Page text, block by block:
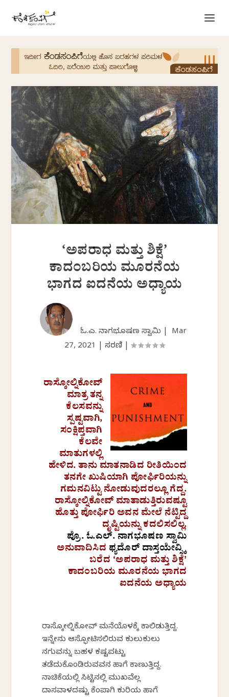
‘ಅಪರಾಧ ಮತ್ತು ಶಿಕ್ಷೆ’
ಕಾದಂಬರಿಯ ಮೂರನೆಯ
ಭಾಗದ ಐದನೆಯ ಅಧ್ಯಾಯ
ಓ.ಎಲ್. ನಾಗಭೂಷಣ ಸ್ವಾಮಿ | Mar
27, 2021
ಸರಣಿ
ರಾಸ್ಕೋಲ್ನಿಕೋವ್
ಮಾತ್ರ ತನ್ನ
ಕೆಲಸವನ್ನು
ಸ್ಪಷ್ಟವಾಗಿ,
ಸಂಕ್ಷಿಪ್ತವಾಗಿ
ಕೆಲವೇ
ಮಾತುಗಳಲ್ಲಿ
ಹೇಳಿದ. ತಾನು ಮಾತನಾಡಿದ ರೀತಿಯಿಂದ
ತನಗೇ ಖುಷಿಯಾಗಿ ಪೋರ್ಫಿರಿಯನ್ನು
ಗಮನವಿಟ್ಟು ನೋಡುವುದರಲ್ಲೂ ಗೆದ್ದ.
ರಾಸ್ಕೋಲ್ನಿಕೋವ್ ಮಾತಾಡುತ್ತಿರುವಷ್ಟೂ
ಹೊತ್ತು ಪೋರ್ಫಿರಿ ಅವನ ಮೇಲೆ ನೆಟ್ಟಿದ್ದ
ದೃಷ್ಟಿಯನ್ನು ಕದಲಿಸಲಿಲ್ಲ.
ಪ್ರೊ. ಓ.ಎಲ್. ನಾಗಭೂಷಣ ಸ್ವಾಮಿ
ಅನುವಾದಿಸಿದ ಫ್ಯದೊರ್ ದಾಸ್ತಯೇವ್ಸ್ಕಿ
ಬರೆದ ‘ಅಪರಾಧ ಮತ್ತು ಶಿಕ್ಷೆʼ
ಕಾದಂಬರಿಯ ಮೂರನೆಯ ಭಾಗದ
ಐದನೆಯ ಅಧ್ಯಾಯ
ರಾಸ್ಕೋಲ್ನಿಕೋವ್ ಮನೆಯೊಳಕ್ಕೆ ಕಾಲಿಡುತ್ತಿದ್ದ.
ಇನ್ನೇನು ಆಸ್ಫೋಟಿಸಲಿರುವ ಕುಲುಕುಲು
ನಗುವನ್ನು ಬಹಳ ಕಷ್ಟಪಟ್ಟು
ತಡೆದುಕೊಂಡಿರುವವನ ಹಾಗೆ ಕಾಣುತ್ತಿದ್ದ.
ನಾಚಿಕೆಯಲ್ಲಿ ಸಿಟ್ಟಿನಲ್ಲಿ ಮುಖವೆಲ್ಲ
ದಾಸವಾಳದಷ್ಟು ಕೆಂಪಾಗಿ ಕುರಿಯ ಹಾಗೆ